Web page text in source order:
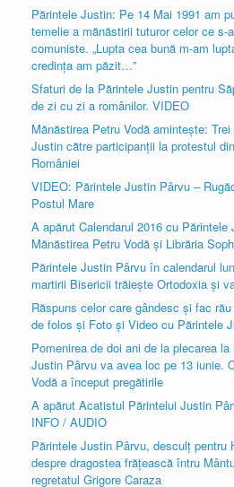
Părintele Justin: Pe 14 Mai 1991 am
temelie a mănăstirii tuturor celor ce s-
comuniste. „Lupta cea bună m-am
credinţa am păzit…”
Sfaturi de la Părintele Justin pentru
de zi cu zi a românilor. VIDEO
Mănăstirea Petru Vodă aminteşte:
Justin către participanţii la protestul
României
VIDEO: Părintele Justin Pârvu –
Postul Mare
A apărut Calendarul 2016 cu
Mănăstirea Petru Vodă şi Librăria
Părintele Justin Pârvu în calendarul
martirii Bisericii trăieşte Ortodoxia şi
Răspuns celor care gândesc şi fac
de folos şi Foto şi Video cu Părintele
Pomenirea de doi ani de la plecarea
Justin Pârvu va avea loc pe 13 iunie.
Vodă a început pregătirile
A apărut Acatistul Părintelui Justin
INFO / AUDIO
Părintele Justin Pârvu, desculţ pentru
despre dragostea frăţească întru
regretatul Grigore Caraza